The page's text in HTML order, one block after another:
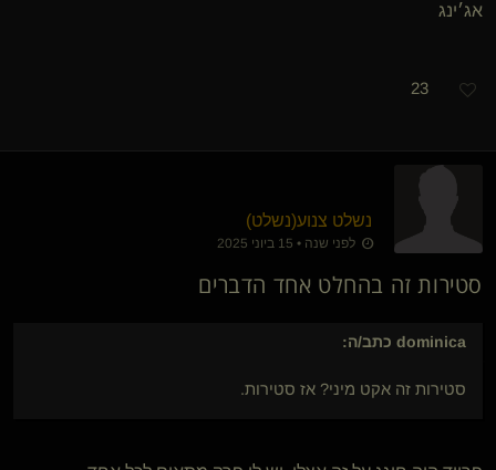
אג׳ינג
23
נשלט צנוע​(נשלט)
לפני שנה • 15 ביוני 2025
סטירות זה בהחלט אחד הדברים
dominica כתב/ה:
סטירות זה אקט מיני? אז סטירות.